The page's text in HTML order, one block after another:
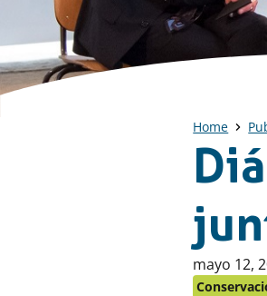
Home
Publicado
en:
mayo 12,